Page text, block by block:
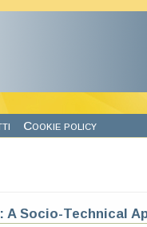
Cookie policy
Socio-Technical